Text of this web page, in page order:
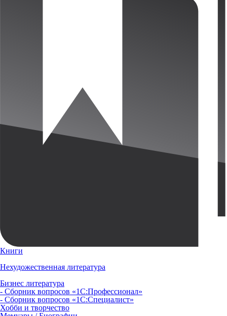
Книги
Нехудожественная литература
Бизнес литература
- Сборник вопросов «1С:Профессионал»
- Сборник вопросов «1С:Специалист»
Хобби и творчество